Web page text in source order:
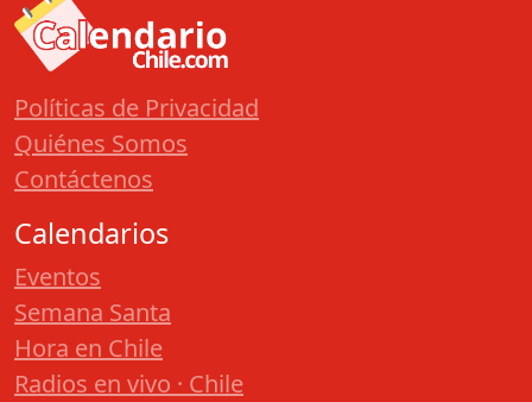
Políticas de Privacidad
Quiénes Somos
Contáctenos
Calendarios
Eventos
Semana Santa
Hora en Chile
Radios en vivo · Chile